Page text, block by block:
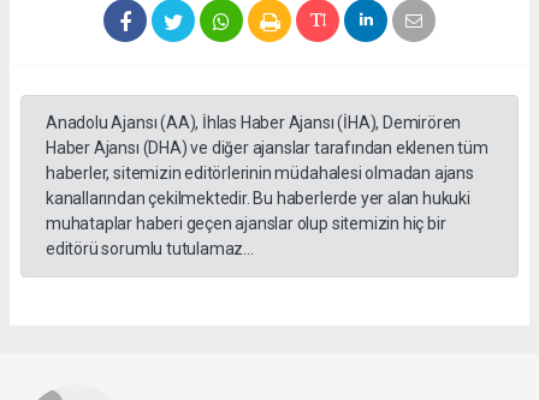
Anadolu Ajansı (AA), İhlas Haber Ajansı (İHA), Demirören
Haber Ajansı (DHA) ve diğer ajanslar tarafından eklenen tüm
haberler, sitemizin editörlerinin müdahalesi olmadan ajans
kanallarından çekilmektedir. Bu haberlerde yer alan hukuki
muhataplar haberi geçen ajanslar olup sitemizin hiç bir
editörü sorumlu tutulamaz...